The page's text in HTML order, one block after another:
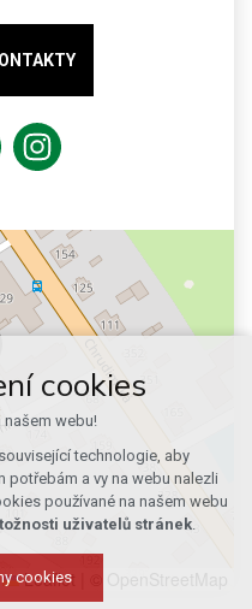
Leaflet
cookies
našem webu!
technologie, aby
a vy na webu nalezli
používané na našem webu
uživatelů stránek.
cookies